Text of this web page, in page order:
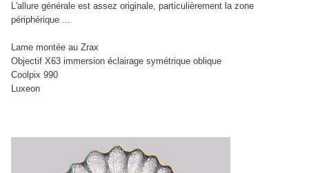
L'allure générale est assez originale, particulièrement la zone
périphérique ...
Lame montée au Zrax
Objectif X63 immersion éclairage symétrique oblique
Coolpix 990
Luxeon